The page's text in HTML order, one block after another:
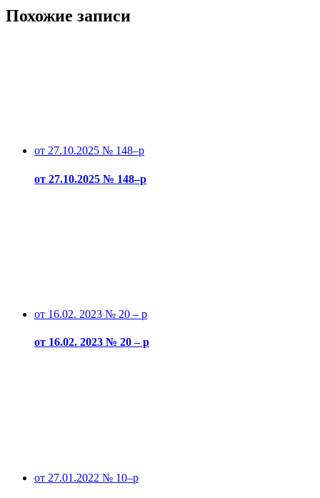
Похожие записи
от 27.10.2025 № 148–р
от 27.10.2025 № 148–р
от 16.02. 2023 № 20 – р
от 16.02. 2023 № 20 – р
от 27.01.2022 № 10–р